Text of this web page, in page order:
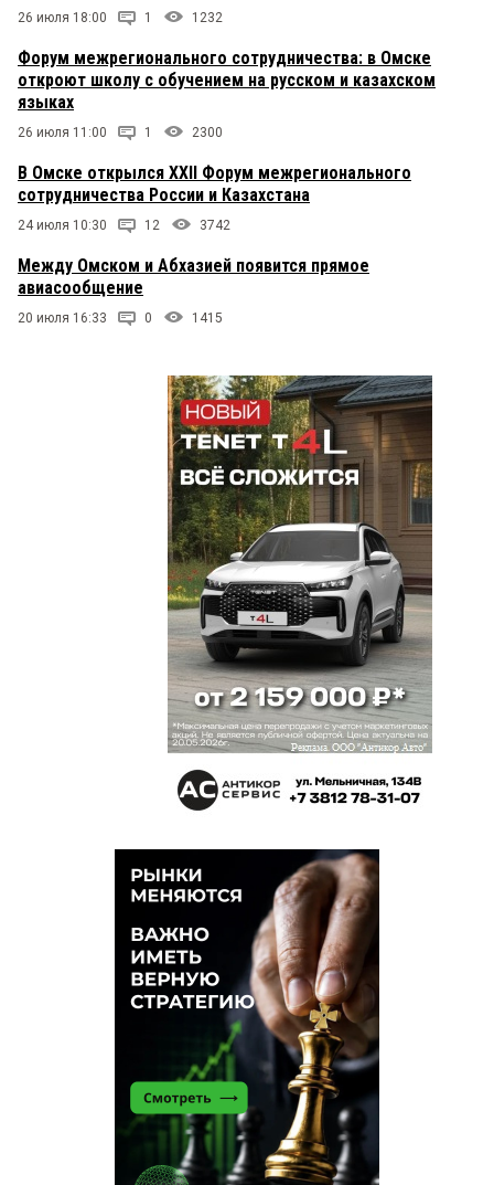
26 июля 18:00 1 1232
Форум межрегионального сотрудничества: в Омске
откроют школу с обучением на русском и казахском
языках
26 июля 11:00 1 2300
В Омске открылся XXII Форум межрегионального
сотрудничества России и Казахстана
24 июля 10:30 12 3742
Между Омском и Абхазией появится прямое
авиасообщение
20 июля 16:33 0 1415